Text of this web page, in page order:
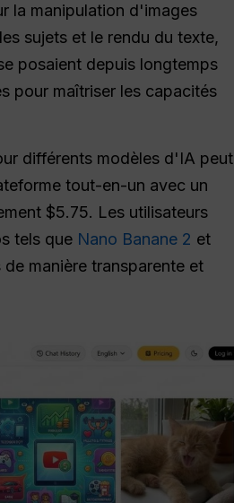
la manipulation d'images
sujets et le rendu du texte,
posaient depuis longtemps
pour maîtriser les capacités
différents modèles d'IA peut
tout-en-un avec un
$5.75. Les utilisateurs
tels que Nano Banane 2 et
manière transparente et